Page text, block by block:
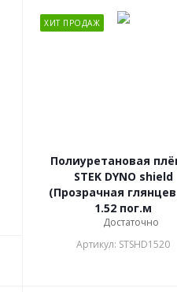
ХИТ ПРОДАЖ
Полиуретановая
STEK DYNO shield
(Прозрачная
1.52 пог.м
Достаточно
Артикул: STSHD1520